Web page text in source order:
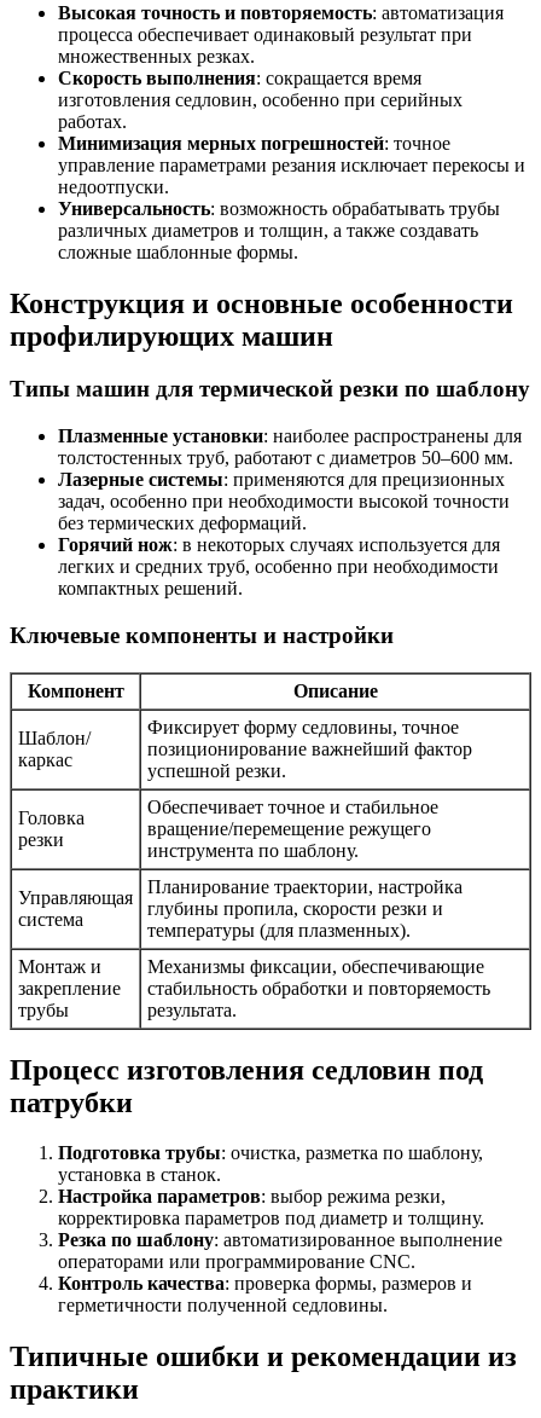
Высокая точность и повторяемость: автоматизация
процесса обеспечивает одинаковый результат при
множественных резках.
Скорость выполнения: сокращается время
изготовления седловин, особенно при серийных
работах.
Минимизация мерных погрешностей: точное
управление параметрами резания исключает перекосы и
недоотпуски.
Универсальность: возможность обрабатывать трубы
различных диаметров и толщин, а также создавать
сложные шаблонные формы.
Конструкция и основные особенности
профилирующих машин
Типы машин для термической резки по шаблону
Плазменные установки: наиболее распространены для
толстостенных труб, работают с диаметров 50–600 мм.
Лазерные системы: применяются для прецизионных
задач, особенно при необходимости высокой точности
без термических деформаций.
Горячий нож: в некоторых случаях используется для
легких и средних труб, особенно при необходимости
компактных решений.
Ключевые компоненты и настройки
Компонент Описание
Шаблон/
каркас
Фиксирует форму седловины, точное
позиционирование важнейший фактор
успешной резки.
Головка
резки
Обеспечивает точное и стабильное
вращение/перемещение режущего
инструмента по шаблону.
Управляющая
система
Планирование траектории, настройка
глубины пропила, скорости резки и
температуры (для плазменных).
Монтаж и
закрепление
трубы
Механизмы фиксации, обеспечивающие
стабильность обработки и повторяемость
результата.
Процесс изготовления седловин под
патрубки
Подготовка трубы: очистка, разметка по шаблону,
установка в станок.
Настройка параметров: выбор режима резки,
корректировка параметров под диаметр и толщину.
Резка по шаблону: автоматизированное выполнение
операторами или программирование CNC.
Контроль качества: проверка формы, размеров и
герметичности полученной седловины.
Типичные ошибки и рекомендации из
практики